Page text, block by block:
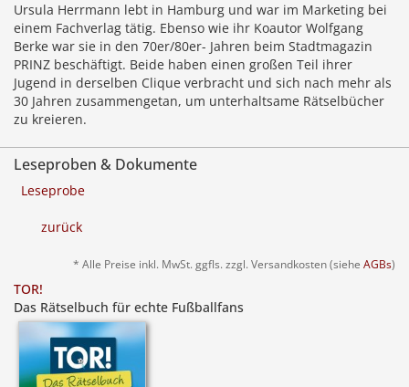
Ursula Herrmann lebt in Hamburg und war im Marketing bei
einem Fachverlag tätig. Ebenso wie ihr Koautor Wolfgang
Berke war sie in den 70er/80er- Jahren beim Stadtmagazin
PRINZ beschäftigt. Beide haben einen großen Teil ihrer
Jugend in derselben Clique verbracht und sich nach mehr als
30 Jahren zusammengetan, um unterhaltsame Rätselbücher
zu kreieren.
Leseproben & Dokumente
Leseprobe
zurück
* Alle Preise inkl. MwSt. ggfls. zzgl. Versandkosten (siehe AGBs)
TOR!
Das Rätselbuch für echte Fußballfans